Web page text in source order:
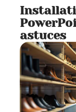
astuces